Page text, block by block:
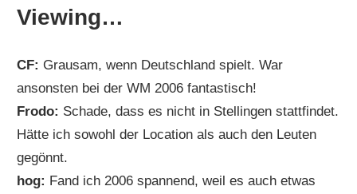
Viewing…
CF: Grausam, wenn Deutschland spielt. War
ansonsten bei der WM 2006 fantastisch!
Frodo: Schade, dass es nicht in Stellingen stattfindet.
Hätte ich sowohl der Location als auch den Leuten
gegönnt.
hog: Fand ich 2006 spannend, weil es auch etwas